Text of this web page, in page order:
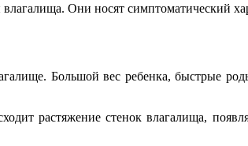
Они носят симптоматический
Большой вес ребенка, быстрые
растяжение стенок влагалища,